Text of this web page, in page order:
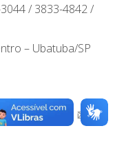
/ 3833-4842 /
– Ubatuba/SP